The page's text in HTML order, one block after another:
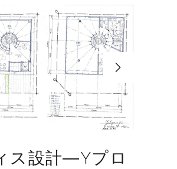
ス設計―Yプロ